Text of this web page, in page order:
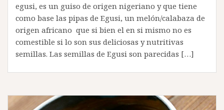
egusi, es un guiso de origen nigeriano y que tiene
como base las pipas de Egusi, un melón/calabaza de
origen africano que si bien el en si mismo no es
comestible si lo son sus deliciosas y nutritivas
semillas. Las semillas de Egusi son parecidas […]